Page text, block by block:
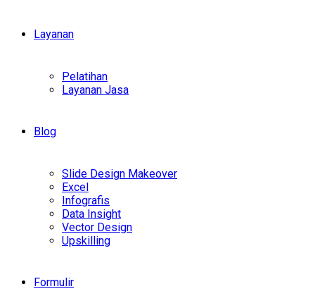
Layanan
Pelatihan
Layanan Jasa
Blog
Slide Design Makeover
Excel
Infografis
Data Insight
Vector Design
Upskilling
Formulir